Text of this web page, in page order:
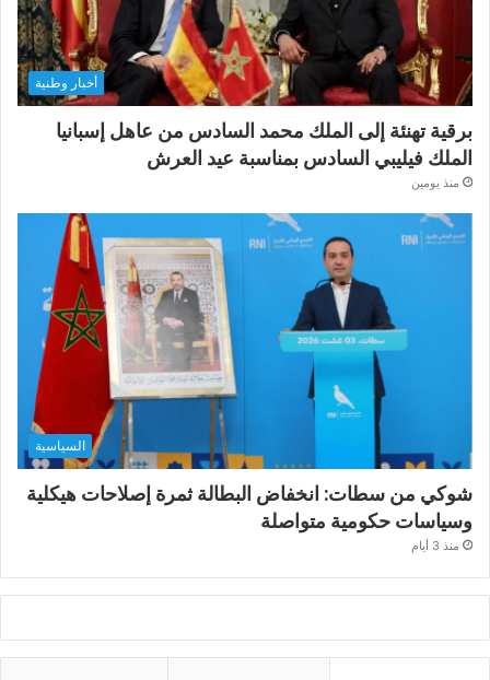
أخبار وطنية
برقية تهنئة إلى الملك محمد السادس من عاهل إسبانيا
الملك فيليبي السادس بمناسبة عيد العرش
منذ يومين
السياسية
شوكي من سطات: انخفاض البطالة ثمرة إصلاحات هيكلية
وسياسات حكومية متواصلة
منذ 3 أيام